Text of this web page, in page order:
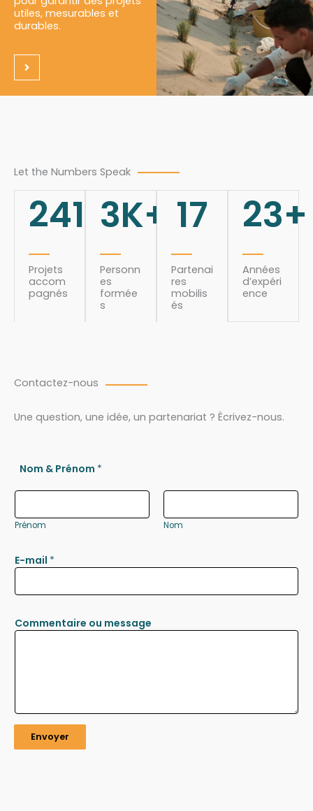
Let the Numbers Speak
utiles, mesurables et
durables.
241
Projets
accom
pagnés
3K+
Personn
es
formée
s
17
Partenai
res
mobilis
és
23+
Années
d’expéri
ence
Contactez-nous
Une question, une idée, un partenariat ? Écrivez-nous.
Nom & Prénom *
Prénom Nom
E-mail *
Commentaire ou message
Envoyer